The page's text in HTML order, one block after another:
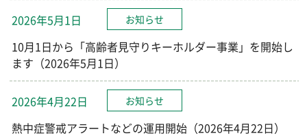
2026年5月1日 お知らせ
10月1日から「高齢者見守りキーホルダー事業」を開始し
ます（2026年5月1日）
2026年4月22日 お知らせ
熱中症警戒アラートなどの運用開始（2026年4月22日）